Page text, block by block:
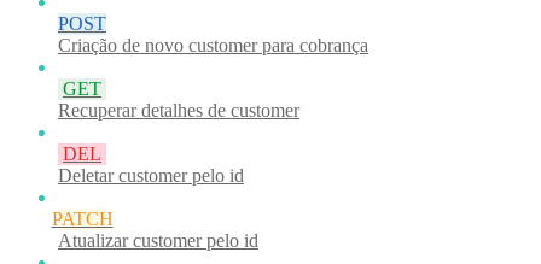
POST
Criação de novo customer para cobrança
GET
Recuperar detalhes de customer
DEL
Deletar customer pelo id
PATCH
Atualizar customer pelo id